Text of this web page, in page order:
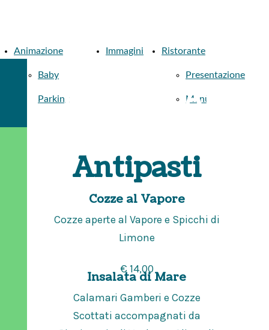
Animazione
Baby
Parking
Immagini Ristorante
Presentazione
Menù
La Cena Al
Antipasti
Cozze al Vapore
Cozze aperte al Vapore e Spicchi di
Limone
€ 14,00
Insalata di Mare
Calamari Gamberi e Cozze
Scottati accompagnati da